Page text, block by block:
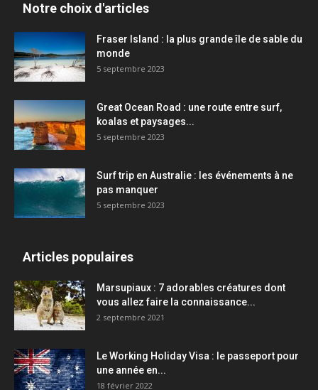
Notre choix d'articles
Fraser Island : la plus grande île de sable du
monde
5 septembre 2023
Great Ocean Road : une route entre surf,
koalas et paysages...
5 septembre 2023
Surf trip en Australie : les événements à ne
pas manquer
5 septembre 2023
Articles populaires
Marsupiaux : 7 adorables créatures dont
vous allez faire la connaissance...
2 septembre 2021
Le Working Holiday Visa : le passeport pour
une année en...
18 février 2022